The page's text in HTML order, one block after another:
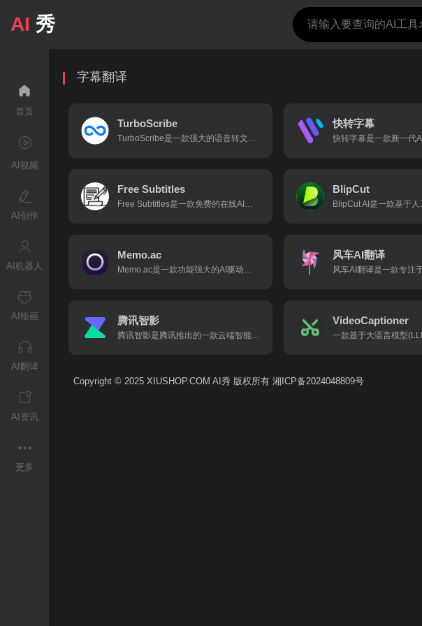
AI 秀
首页
AI视频
AI创作
AI机器人
AI绘画
AI翻译
AI资讯
更多
字幕翻译
TurboScribe
TurboScribe是一款强大的语音转文字工具，能够快速、准确地将音频和视频文件转换为文本。它由先进的 AI 技术驱动，支持超过98种语言的转录，准确率高达 99.8%，并且支持多种文件格式，如 MP3、MP4、M4A、MOV、AAC、WAV 等。
快转字幕
Free Subtitles
Free Subtitles是一款免费的在线AI字幕生成工具，旨在帮助用户快速为视频内容生成高质量的字幕，免费将音频和视频转录为文本，支持111种语言，102种语言的翻译。
BlipCut
Memo.ac
Memo.ac是一款功能强大的AI驱动的音视频转录、翻译、语音合成以及内容总结工具。它支持将 YouTube 视频、播客、本地音视频文件等转换为文字稿，并提供多种语言的翻译、语音合成以及 AI 摘要和思维导图生成功能。
风车AI翻译
腾讯智影
腾讯智影是腾讯推出的一款云端智能视频创作工具，无需下载，通过PC浏览器即可访问。它集素材搜集、视频剪辑、后期包装、渲染导出和发布于一体，能够为用户提供从端到端的一站式视频剪辑及制作服务。
VideoCaptioner
Copyright © 2025 XIUSHOP.COM AI秀 版权所有 湘ICP备2024048809号